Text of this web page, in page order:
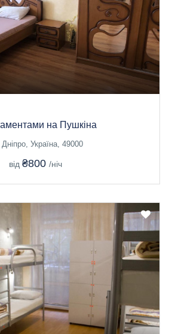
на Пушкіна
Україна, 49000
від ₴800 /ніч